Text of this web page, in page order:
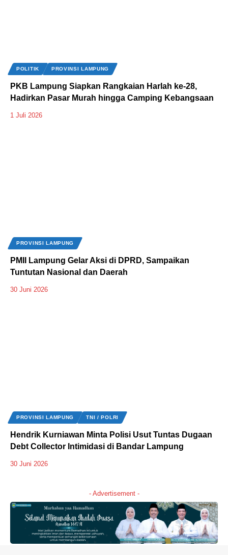
POLITIK PROVINSI LAMPUNG
‎PKB Lampung Siapkan Rangkaian Harlah ke-28,
Hadirkan Pasar Murah hingga Camping Kebangsaan
1 Juli 2026
PROVINSI LAMPUNG
PMII Lampung Gelar Aksi di DPRD, Sampaikan
Tuntutan Nasional dan Daerah
30 Juni 2026
PROVINSI LAMPUNG TNI / POLRI
Hendrik Kurniawan Minta Polisi Usut Tuntas Dugaan
Debt Collector Intimidasi di Bandar Lampung
30 Juni 2026
- Advertisement -